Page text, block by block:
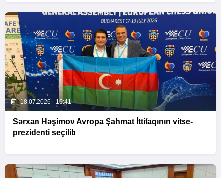
18.07.2026 - 16:41
Sərxan Həşimov Avropa Şahmat İttifaqının vitse-
prezidenti seçilib